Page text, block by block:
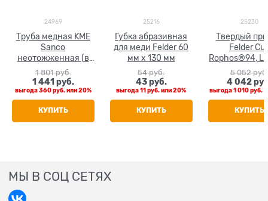
24969
Труба медная KME
Sanco
неотожженная (в
штанге 5 м) 42 x 1.0
1 801 руб.
1 441 руб.
выгода360 руб.или20%
КУПИТЬ
25216
Губка абразивная
для меди Felder 60
мм х 130 мм
54 руб.
43 руб.
выгода11 руб.или20%
КУПИТЬ
25230
Твердый
Felder
Rophos®94,
ф 2 мм,
кг
5 052 руб.
4 042
выгода1 010 руб.
КУПИТЬ
МЫ В СОЦ СЕТЯХ